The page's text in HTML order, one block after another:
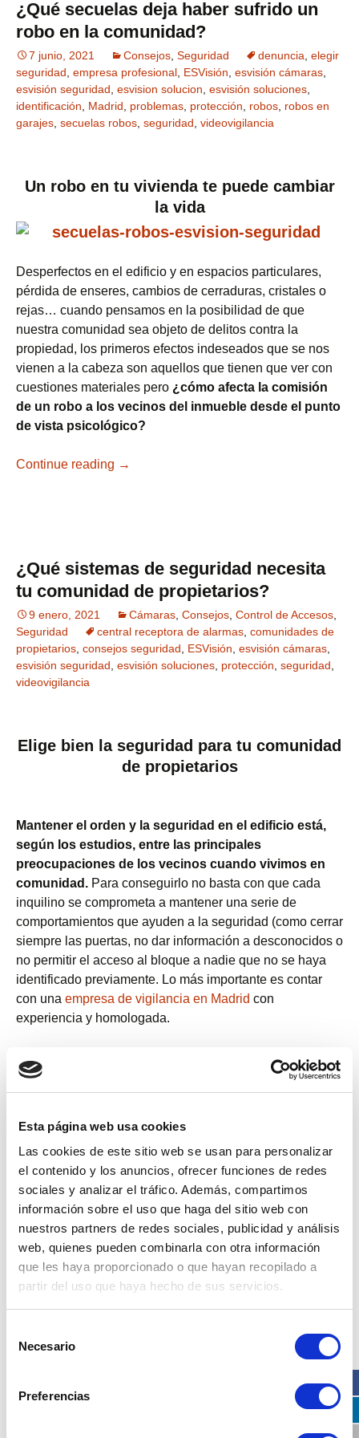
Esta página web usa cookies
Las cookies de este sitio web se usan para personalizar
el contenido y los anuncios, ofrecer funciones de redes
sociales y analizar el tráfico. Además, compartimos
información sobre el uso que haga del sitio web con
nuestros partners de redes sociales, publicidad y análisis
web, quienes pueden combinarla con otra información
que les haya proporcionado o que hayan recopilado a
partir del uso que haya hecho de sus servicios.
Necesario
Preferencias
¿Qué secuelas deja haber sufrido un
robo en la comunidad?
7 junio, 2021 Consejos, Seguridad denuncia, elegir
seguridad, empresa profesional, ESVisión, esvisión cámaras,
esvisión seguridad, esvision solucion, esvisión soluciones,
identificación, Madrid, problemas, protección, robos, robos en
garajes, secuelas robos, seguridad, videovigilancia
Un robo en tu vivienda te puede cambiar
la vida
Desperfectos en el edificio y en espacios particulares,
pérdida de enseres, cambios de cerraduras, cristales o
rejas… cuando pensamos en la posibilidad de que
nuestra comunidad sea objeto de delitos contra la
propiedad, los primeros efectos indeseados que se nos
vienen a la cabeza son aquellos que tienen que ver con
cuestiones materiales pero ¿cómo afecta la comisión
de un robo a los vecinos del inmueble desde el punto
de vista psicológico?
Continue reading ¿Qué secuelas deja haber sufrido un
→
¿Qué sistemas de seguridad necesita
tu comunidad de propietarios?
9 enero, 2021 Cámaras, Consejos, Control de Accesos,
Seguridad
central receptora de alarmas, comunidades de
propietarios, consejos seguridad, ESVisión, esvisión cámaras,
esvisión seguridad, esvisión soluciones, protección, seguridad,
videovigilancia
Elige bien la seguridad para tu comunidad
de propietarios
Mantener el orden y la seguridad en el edificio está,
según los estudios, entre las principales
preocupaciones de los vecinos cuando vivimos en
comunidad. Para conseguirlo no basta con que cada
inquilino se comprometa a mantener una serie de
comportamientos que ayuden a la seguridad (como cerrar
siempre las puertas, no dar información a desconocidos o
no permitir el acceso al bloque a nadie que no se haya
identificado previamente. Lo más importante es contar
con una empresa de vigilancia en Madrid con
experiencia y homologada.
¿Qué sistemas de seguridad necesita tu
Desmontamos los mitos más comunes
sobre la videovigilancia
30 agosto, 2020 Cámaras,Consejos,LOPD,
Seguridad
cámaras mitos ,cámaras seguridad,
desmontamos mitos
, esvisión seguridad esvisión soluciones
mitos videovigilancia
El Estudio sobre los Efectos del Uso policial de